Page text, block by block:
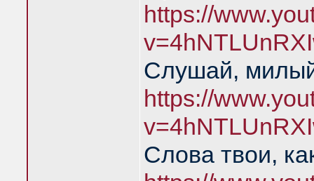
https://
Слушай,
https://
Слова твои,